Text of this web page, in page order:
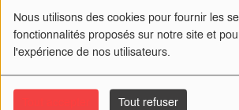
Nous utilisons des cookies pour fournir les
fonctionnalités proposés sur notre site et
l'expérience de nos utilisateurs.
Tout refuser